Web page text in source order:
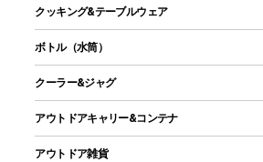
スクエアタープ（レクタタープ）
メッシュタープ
自立式タープ
パラソル
LEDライト
ヘッドライト
キャンドル
ガス缶
ガストーチ、ライター
バーベキューコンロ、グリル
焚き火台タイプ（ロースタイル）グリル
卓上タイプグリル
パーティータイプグリル
クッキング&テーブルウェア
ダッチオーブン
ホットサンドメーカー
ボトル（水筒）
ステンレスボトル
コップ付きタイプ
クーラー&ジャグ
クーラーボックス
クーラーバッグ
アウトドアキャリー&コンテナ
アウトドアキャリー
アウトドア雑貨